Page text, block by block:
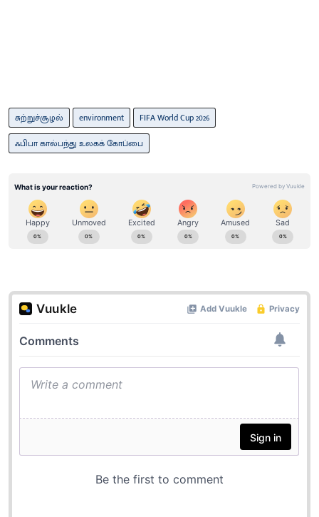
சுற்றுச்சூழல் environment
FIFA World Cup 2026
ஃபிபா கால்பந்து உலகக் கோப்பை